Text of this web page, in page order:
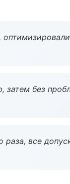
затем без
раза, все